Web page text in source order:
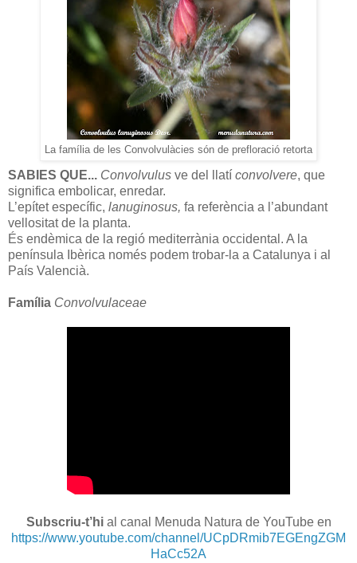
La família de les Convolvulàcies són de prefloració retorta
SABIES QUE... Convolvulus ve del llatí convolvere, que
significa embolicar, enredar.
L’epítet específic, lanuginosus, fa referència a l’abundant
vellositat de la planta.
És endèmica de la regió mediterrània occidental. A la
península Ibèrica només podem trobar-la a Catalunya i al
País Valencià.
Família Convolvulaceae
Subscriu-t’hial canal Menuda Natura de YouTube en
https://www.youtube.com/channel/UCpDRmib7EGEngZGM
HaCc52A